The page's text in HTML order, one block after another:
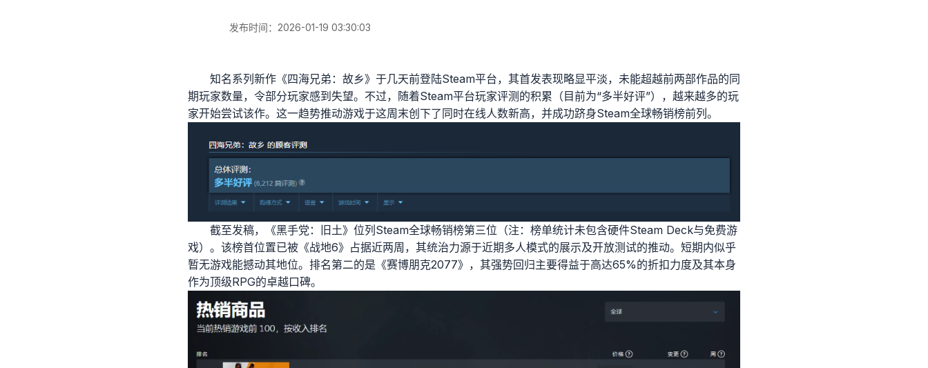
发布时间：2026-01-19 03:30:03
知名系列新作《四海兄弟：故乡》于几天前登陆Steam平台，其首发表现略显平淡，未能超越前两部作品的同
期玩家数量，令部分玩家感到失望。 不过，随着Steam平台玩家评测的积累（目前为“多半好评”），越来越多的玩
家开始尝试该作。这一趋势推动游戏于这周末创下了同时在线人数新高，并成功跻身Steam全球畅销榜前列。
截至发稿，《黑手党：旧土》位列Steam全球畅销榜第三位（注：榜单统计未包含硬件Steam Deck与免费游
戏）。该榜首位置已被《战地6》占据近两周，其统治力源于近期多人模式的展示及开放测试的推动。短期内似乎
暂无游戏能撼动其地位。排名第二的是《赛博朋克2077》，其强势回归主要得益于高达65%的折扣力度及其本身
作为顶级RPG的卓越口碑。